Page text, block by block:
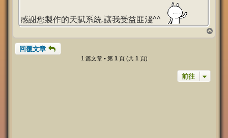
感謝您製作的天賦系統,讓我受益匪淺^^
回覆文章
1 篇文章 • 第 1 頁 (共 1 頁)
前往